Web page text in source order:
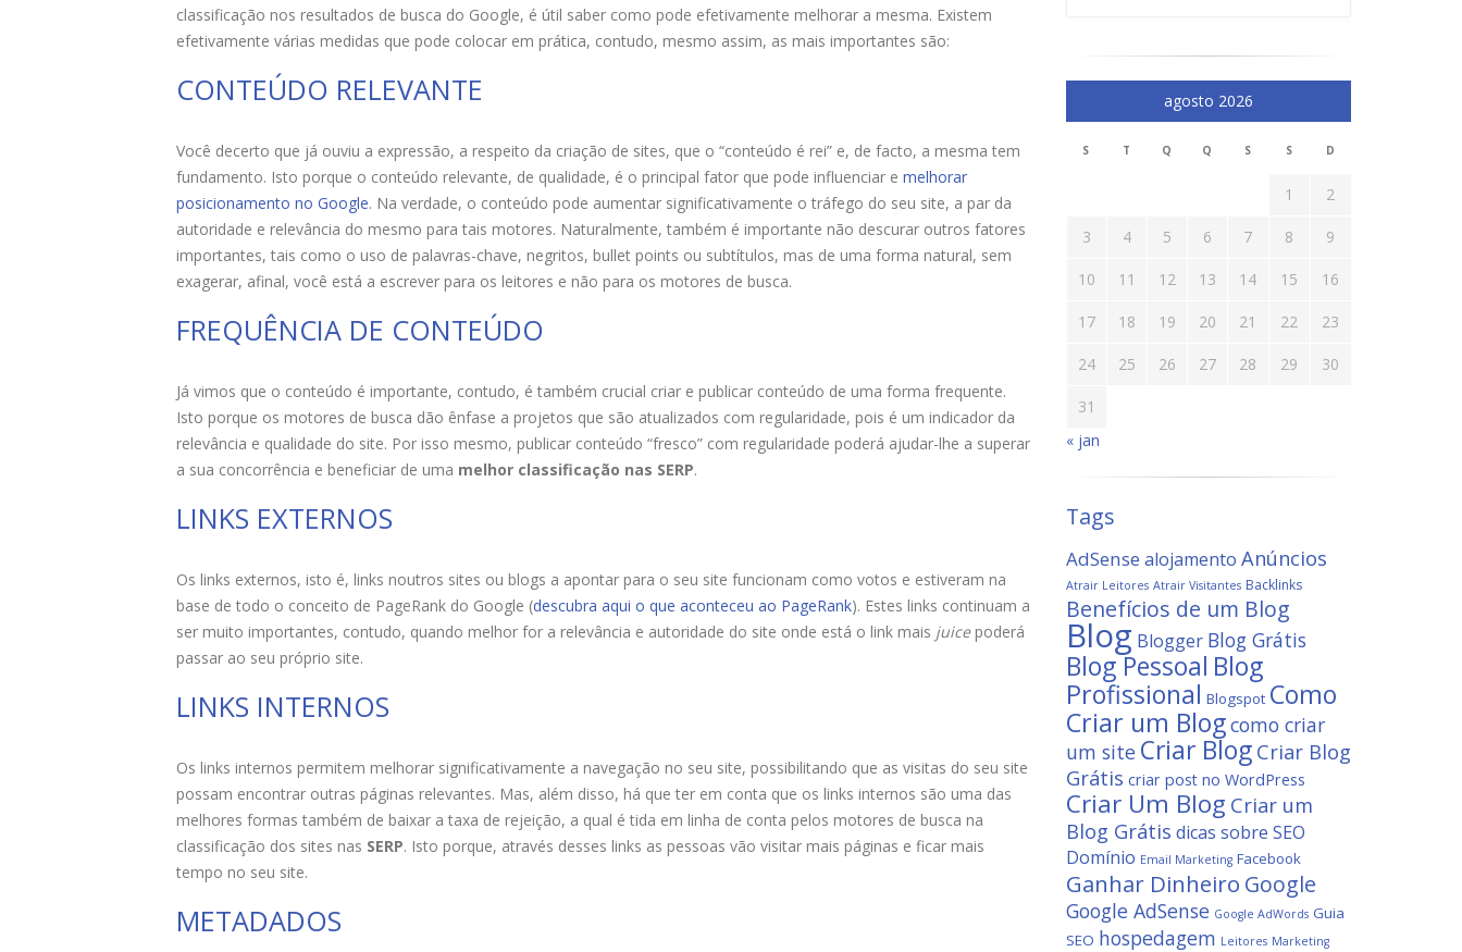
classificação nos resultados de busca do Google, é útil saber como pode efetivamente melhorar a mesma. Existem
efetivamente várias medidas que pode colocar em prática, contudo, mesmo assim, as mais importantes são:
CONTEÚDO RELEVANTE
Você decerto que já ouviu a expressão, a respeito da criação de sites, que o “conteúdo é rei” e, de facto, a mesma tem
fundamento. Isto porque o conteúdo relevante, de qualidade, é o principal fator que pode influenciar e melhorar
posicionamento no Google. Na verdade, o conteúdo pode aumentar significativamente o tráfego do seu site, a par da
autoridade e relevância do mesmo para tais motores. Naturalmente, também é importante não descurar outros fatores
importantes, tais como o uso de palavras-chave, negritos, bullet points ou subtítulos, mas de uma forma natural, sem
exagerar, afinal, você está a escrever para os leitores e não para os motores de busca.
FREQUÊNCIA DE CONTEÚDO
Já vimos que o conteúdo é importante, contudo, é também crucial criar e publicar conteúdo de uma forma frequente.
Isto porque os motores de busca dão ênfase a projetos que são atualizados com regularidade, pois é um indicador da
relevância e qualidade do site. Por isso mesmo, publicar conteúdo “fresco” com regularidade poderá ajudar-lhe a superar
a sua concorrência e beneficiar de uma melhor classificação nas SERP.
LINKS EXTERNOS
Os links externos, isto é, links noutros sites ou blogs a apontar para o seu site funcionam como votos e estiveram na
base de todo o conceito de PageRank do Google (descubra aqui o que aconteceu ao PageRank). Estes links continuam a
ser muito importantes, contudo, quando melhor for a relevância e autoridade do site onde está o link mais juicepoderá
passar ao seu próprio site.
LINKS INTERNOS
Os links internos permitem melhorar significativamente a navegação no seu site, possibilitando que as visitas do seu site
possam encontrar outras páginas relevantes. Mas, além disso, há que ter em conta que os links internos são uma das
melhores formas também de baixar a taxa de rejeição, a qual é tida em linha de conta pelos motores de busca na
classificação dos sites nas SERP. Isto porque, através desses links as pessoas vão visitar mais páginas e ficar mais
tempo no seu site.
METADADOS
agosto 2026
S T Q Q S S D
1 2
3 4 5 6 7 8 9
10 11 12 13 14 15 16
17 18 19 20 21 22 23
24 25 26 27 28 29 30
31
« jan
Tags
AdSense alojamento Anúncios
Atrair Leitores Atrair Visitantes Backlinks
Benefícios de um Blog
Blog Blogger Blog Grátis
Blog Pessoal Blog
Profissional Blogspot Como
Criar um Blogcomo criar
um site Criar Blog Criar Blog
Grátis criar post no WordPress
Criar Um Blog Criar um
Blog Grátis dicas sobre SEO
Domínio Email Marketing Facebook
Ganhar Dinheiro Google
Google AdSense Google AdWords Guia
SEO hospedagem Leitores Marketing